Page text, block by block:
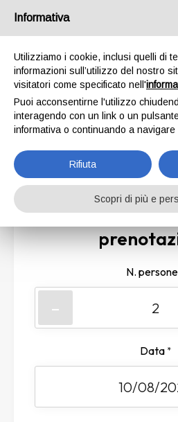
Riserva il
Ex
1. Inserisci
N. persone
-
Data *
Informativa
Utilizziamo i cookie, inclusi quelli di
informazioni sull’utilizzo del nostro
visitatori come specificato nell'
Puoi acconsentirne l'utilizzo
interagendo con un link o un
informativa o continuando a navigare
Rifiuta
Scopri di più e